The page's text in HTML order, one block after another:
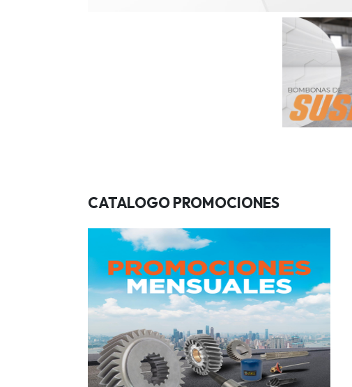
CATALOGO PROMOCIONES